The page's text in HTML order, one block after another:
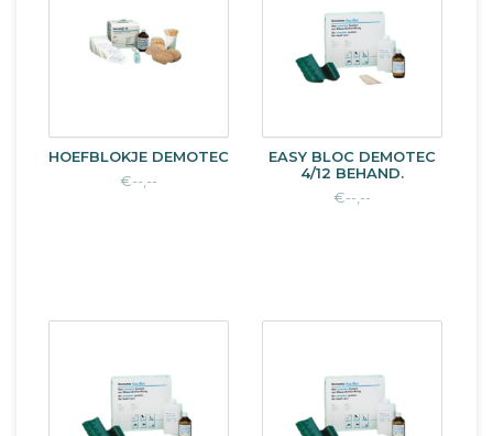
HOEFBLOKJE DEMOTEC
€--,--
EASY BLOC DEMOTEC
4/12 BEHAND.
€--,--